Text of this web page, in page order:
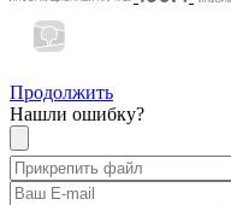
Продолжить
Нашли ошибку?